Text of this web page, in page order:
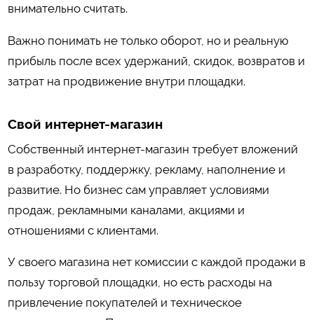
внимательно считать.
Важно понимать не только оборот, но и реальную
прибыль после всех удержаний, скидок, возвратов и
затрат на продвижение внутри площадки.
Свой интернет-магазин
Собственный интернет-магазин требует вложений
в разработку, поддержку, рекламу, наполнение и
развитие. Но бизнес сам управляет условиями
продаж, рекламными каналами, акциями и
отношениями с клиентами.
У своего магазина нет комиссии с каждой продажи в
пользу торговой площадки, но есть расходы на
привлечение покупателей и техническое